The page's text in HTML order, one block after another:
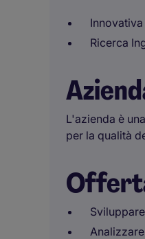
Ricerca
L'azienda è
per la qualità